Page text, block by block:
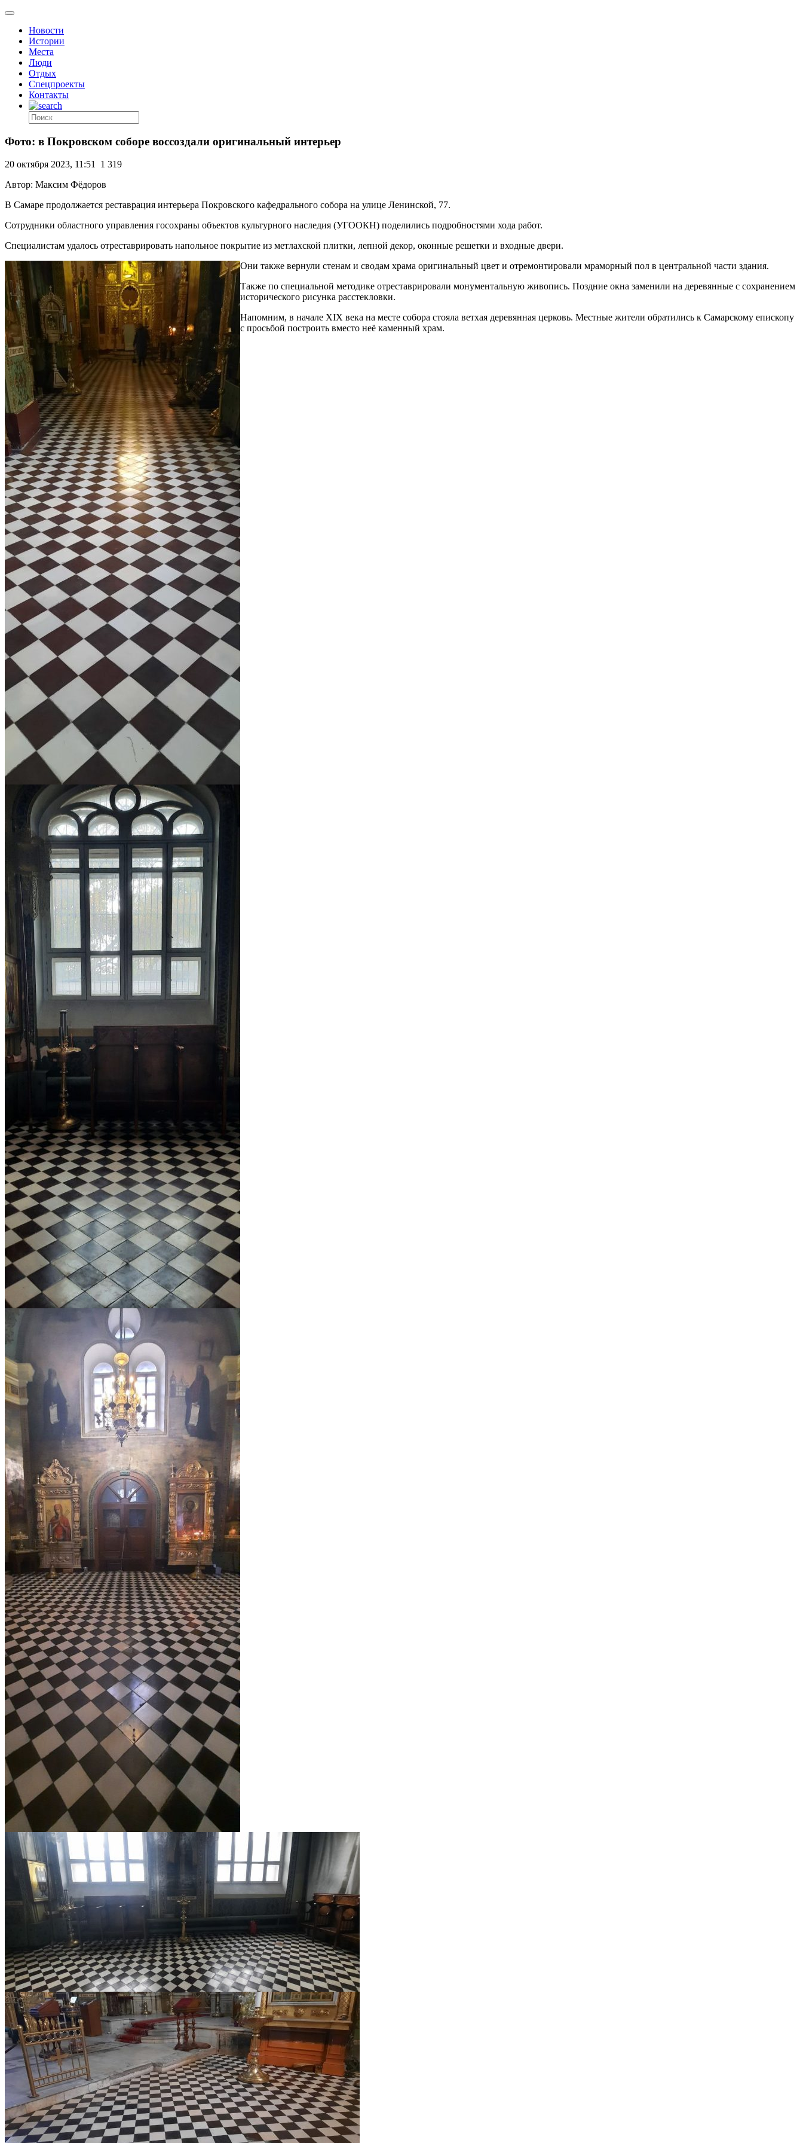
Новости
Истории
Места
Люди
Отдых
Спецпроекты
Контакты
Фото: в Покровском соборе воссоздали оригинальный интерьер
20 октября 2023, 11:51 1 319
Автор: Максим Фёдоров
В Самаре продолжается реставрация интерьера Покровского кафедрального собора на улице Ленинской, 77.
Сотрудники областного управления госохраны объектов культурного наследия (УГООКН) поделились подробностями хода работ.
Специалистам удалось отреставрировать напольное покрытие из метлахской плитки, лепной декор, оконные решетки и входные двери.
Они также вернули стенам и сводам храма оригинальный цвет и отремонтировали мраморный пол в центральной части здания.
Также по специальной методике отреставрировали монументальную живопись. Поздние окна заменили на деревянные с сохранением
исторического рисунка расстекловки.
Напомним, в начале XIX века на месте собора стояла ветхая деревянная церковь. Местные жители обратились к Самарскому епископу
с просьбой построить вместо неё каменный храм.